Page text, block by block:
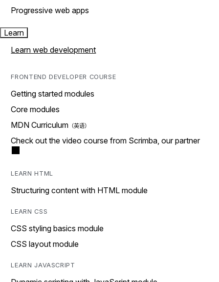
Progressive web apps
Learn
Learn web development
FRONTEND DEVELOPER COURSE
Getting started modules
Core modules
MDN Curriculum
Check out the video course from Scrimba, our partner
LEARN HTML
Structuring content with HTML module
LEARN CSS
CSS styling basics module
CSS layout module
LEARN JAVASCRIPT